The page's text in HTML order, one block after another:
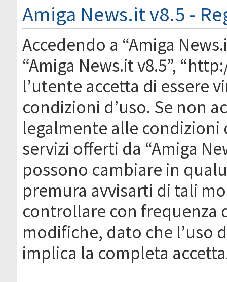
Amiga News.it v8.5 -
Accedendo a “Amiga
“Amiga News.it v8.5”,
l’utente accetta di essere
condizioni d’uso. Se non
legalmente alle condizioni
servizi offerti da “Amiga
possono cambiare in
premura avvisarti di tali
controllare con frequenza
modifiche, dato che l’uso
implica la completa